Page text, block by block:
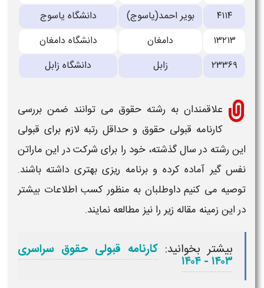
۴۱۱۴
بویر احمد(یاسوج)
دانشگاه یاسوج
۱۳۲۱۳
دامغان
دانشگاه دامغان
۲۳۳۶۹
زابل دانشگاه زابل
علاقمندان به رشته حقوق می توانند ضمن بررسی
کارنامه قبولی حقوق و حداقل رتبه لازم برای قبولی
این رشته در سال گذشته، خود را برای شرکت در این ماراتن
نفس گیر آماده کرده و برنامه ریزی بهتری داشته باشند.
توصیه می کنیم داوطلبان به منظور کسب اطلاعات بیشتر
در این زمینه مقاله زیر را نیز مطالعه نمایند.
بیشتر بخوانید: کارنامه قبولی حقوق سراسری
۱۴۰۳ - ۱۴۰۴